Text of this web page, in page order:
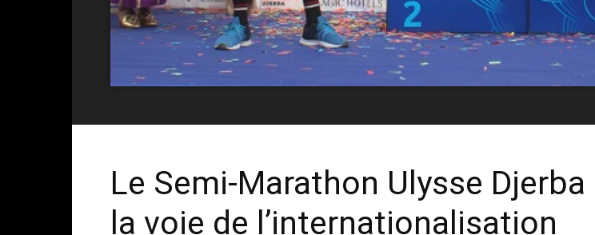
Le Semi-Marathon Ulysse Djerba
la voie de l’internationalisation